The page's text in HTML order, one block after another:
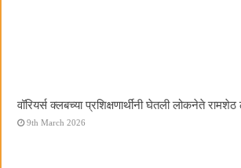
वॉरियर्स क्लबच्या प्रशिक्षणार्थींनी घेतली लोकनेते
9th March 2026